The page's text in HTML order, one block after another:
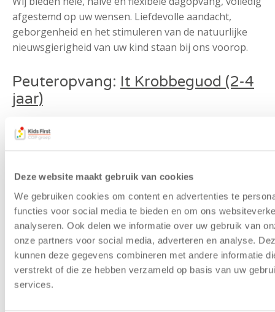
Deze website maakt gebruik van cookies
We gebruiken cookies om content en advertenties te
functies voor social media te bieden en om ons
analyseren. Ook delen we informatie over uw gebruik van
onze partners voor social media, adverteren en analyse.
kunnen deze gegevens combineren met andere informatie
verstrekt of die ze hebben verzameld op basis van uw
services.
afgestemd op uw wensen. Liefdevolle aandacht,
geborgenheid en het stimuleren van de natuurlijke
nieuwsgierigheid van uw kind staan bij ons voorop.
Peuteropvang: It Krobbeguod (2-4
jaar)
kinderen van 2 tot 4 jaar. Twee dagdelen per week
Voor- en Vroegschoolse Educatie (VE), zodat kinderen
tussen 2,5 en 4 jaar geen ontwikkelingsachterstand
oplopen. Daarnaast werken wij tweetalig: zowel Fries
als Nederlands krijgen bij ons gerichte aandacht.
BSO:De Vrijbuiters(4-12 jaar)
De Vrijbuiters is dé plek voor kinderen van 4 tot 12